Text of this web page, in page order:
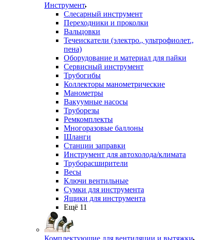
Инструмент
Слесарный инструмент
Переходники и проколки
Вальцовки
Течеискатели (электро., ультрофиолет.,
пена)
Оборудование и материал для пайки
Сервисный инструмент
Трубогибы
Коллекторы манометрические
Манометры
Вакуумные насосы
Труборезы
Ремкомплекты
Многоразовые баллоны
Шланги
Станции заправки
Инструмент для автохолода/климата
Труборасширители
Весы
Ключи вентильные
Сумки для инструмента
Ящики для инструмента
Ещё 11
Комплектующие для вентиляции и вытяжки